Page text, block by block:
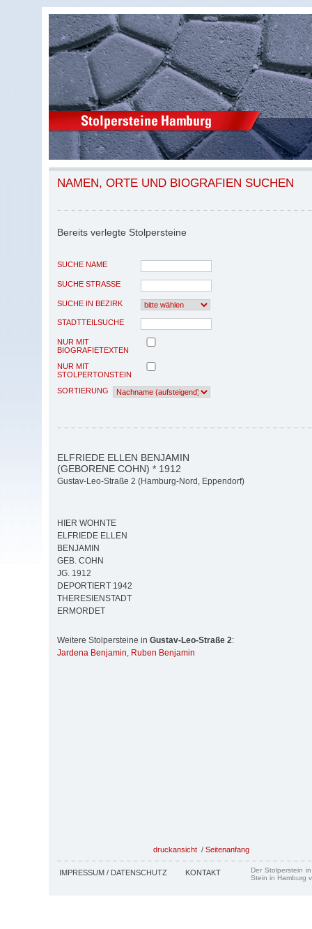
NAMEN, ORTE UND BIOGRAFIEN SUCHEN
Bereits verlegte Stolpersteine
SUCHE NAME
SUCHE STRASSE
SUCHE IN BEZIRK
STADTTEILSUCHE
NUR MIT
BIOGRAFIETEXTEN
NUR MIT
STOLPERTONSTEIN
SORTIERUNG
ELFRIEDE ELLEN BENJAMIN
(GEBORENE COHN) * 1912
Gustav-Leo-Straße 2 (Hamburg-Nord, Eppendorf)
HIER WOHNTE
ELFRIEDE ELLEN
BENJAMIN
GEB. COHN
JG. 1912
DEPORTIERT 1942
THERESIENSTADT
ERMORDET
Weitere Stolpersteine in Gustav-Leo-Straße 2:
Jardena Benjamin, Ruben Benjamin
druckansicht / Seitenanfang
IMPRESSUM / DATENSCHUTZ KONTAKT
Der Stolperstein
Stein in Hamburg